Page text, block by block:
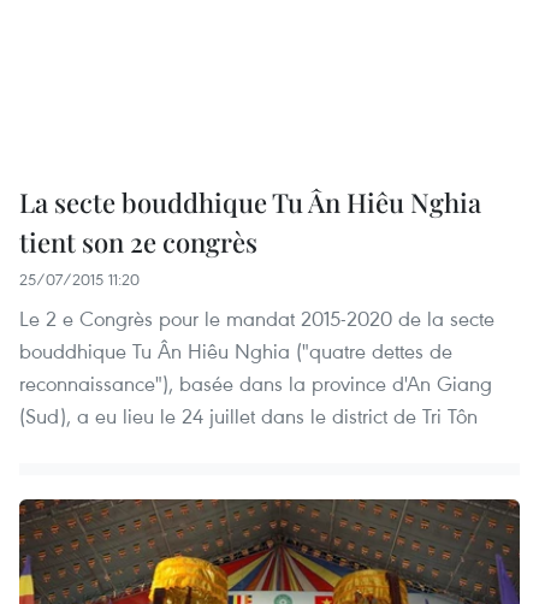
La secte bouddhique Tu Ân Hiêu Nghia
tient son 2e congrès
25/07/2015 11:20
Le 2 e Congrès pour le mandat 2015-2020 de la secte
bouddhique Tu Ân Hiêu Nghia ("quatre dettes de
reconnaissance"), basée dans la province d'An Giang
(Sud), a eu lieu le 24 juillet dans le district de Tri Tôn